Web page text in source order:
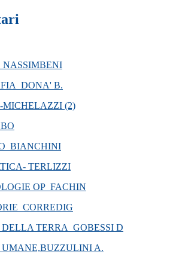
B.
MICHELAZZI (2)
TERLIZZI
OP_FACHIN
DELLA TERRA_GOBESSI D
UMANE,BUZZULINI A.